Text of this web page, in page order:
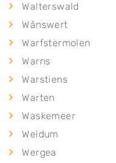
Walterswald
Wânswert
Warfstermolen
Warns
Warstiens
Warten
Waskemeer
Weidum
Wergea